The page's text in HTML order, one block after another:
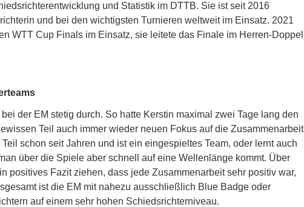
und Statistik im DTTB. Sie ist seit 2016
und bei den wichtigsten Turnieren weltweit im Einsatz. 2021
WTT Cup Finals im Einsatz, sie leitete das Finale im Herren-Doppel
der EM stetig durch. So hatte Kerstin maximal zwei Tage lang den
Teil auch immer wieder neuen Fokus auf die Zusammenarbeit
schon seit Jahren und ist ein eingespieltes Team, oder lernt auch
über die Spiele aber schnell auf eine Wellenlänge kommt. Über
positives Fazit ziehen, dass jede Zusammenarbeit sehr positiv war,
ist die EM mit nahezu ausschließlich Blue Badge oder
auf einem sehr hohen Schiedsrichterniveau.